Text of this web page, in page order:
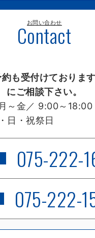
お問い合わせ
Contact
も受付けておりま
にご相談下さい。
月～金／ 9:00～18:00
日・祝祭日
075-222-
075-222-